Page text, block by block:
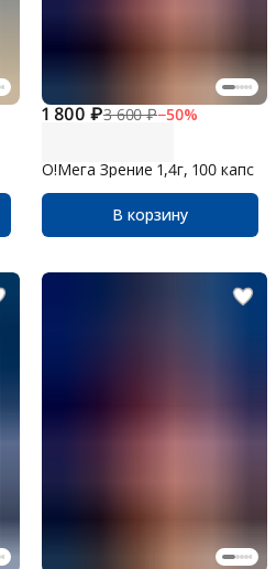
1 800 ₽3 600 ₽−50%
О!Мега Зрение 1,4г, 100 капс
В корзину